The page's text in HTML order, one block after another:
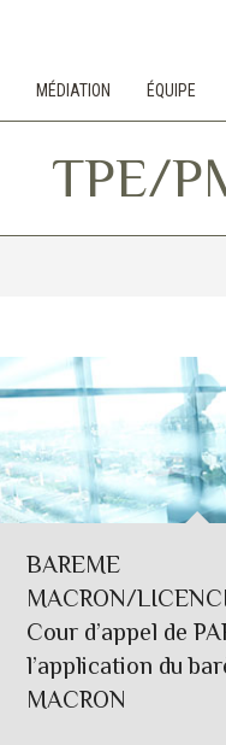
MÉDIATION ÉQUIPE
TPE/
BAREME
MACRON/
Cour d’appel de
l’application du
MACRON